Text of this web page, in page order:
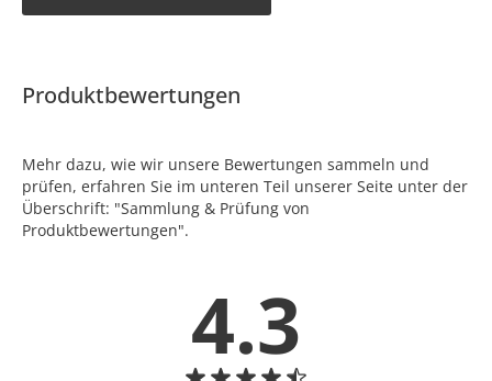
Produktbewertungen
Mehr dazu, wie wir unsere Bewertungen sammeln und
prüfen, erfahren Sie im unteren Teil unserer Seite unter der
Überschrift: "Sammlung & Prüfung von
Produktbewertungen".
4.3